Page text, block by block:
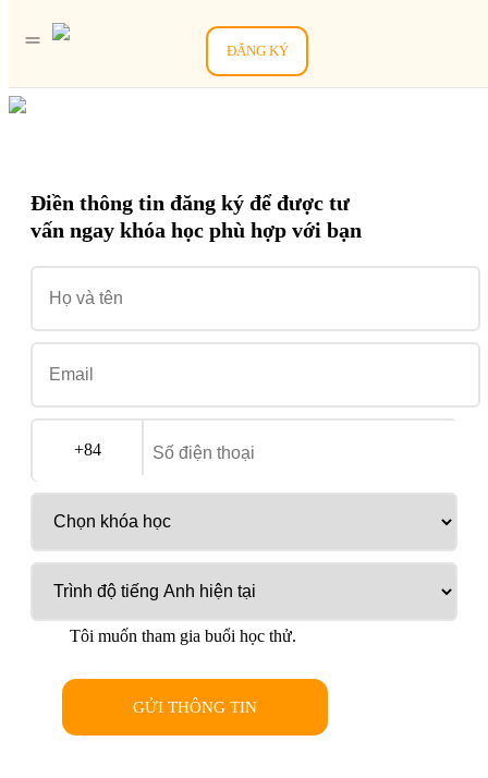
ĐĂNG KÝ
Điền thông tin đăng ký để được tư
vấn ngay khóa học phù hợp với bạn
+84
Tôi muốn tham gia buổi học thử.
GỬI THÔNG TIN